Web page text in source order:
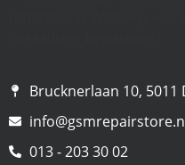
Brucknerlaan 10, 5011
013 - 203 30 02